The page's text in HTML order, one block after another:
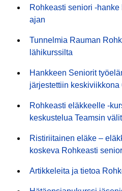
Rohkeasti seniori -
ajan
Tunnelmia Rauman
lähikurssilta
Hankkeen Seniorit
järjestettiin keskiviikkona
Rohkeasti eläkkeelle -
keskustelua Teamsin
Ristiriitainen eläke –
koskeva Rohkeasti
Artikkeleita ja tietoa